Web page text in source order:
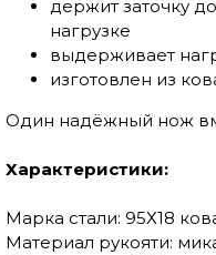
держит заточку
нагрузке
выдерживает
изготовлен из
Один надёжный нож
Характеристики:
Марка стали: 95Х18
Материал рукояти: